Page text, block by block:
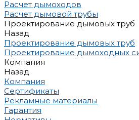
Расчет дымоходов
Расчет дымовой трубы
Проектирование дымовых труб
Назад
Проектирование дымовых труб
Проектирование дымоходных
Компания
Назад
Компания
Сертификаты
Рекламные материалы
Гарантия